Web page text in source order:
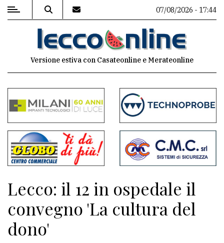
MENU
commenti
Contenuti
del
sito
Meteo
CONTATTI
07/08/2026 - 17:44
Versione estiva con Casateonline e Merateonline
Lecco: il 12 in ospedale il
convegno 'La cultura del
dono'